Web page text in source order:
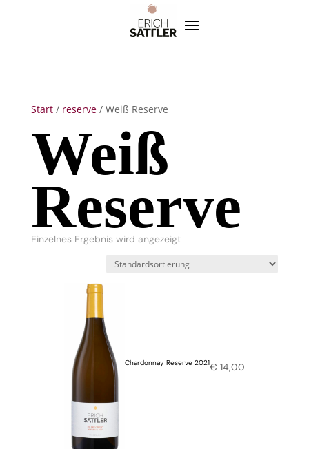
Start/ reserve/ Weiß Reserve
Weiß
Reserve
Einzelnes Ergebnis wird angezeigt
Chardonnay Reserve 2021€ 14,00